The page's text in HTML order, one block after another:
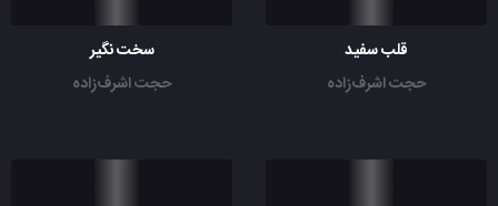
قلب سفید
حجت اشرف‌زاده
سخت نگیر
حجت اشرف‌زاده